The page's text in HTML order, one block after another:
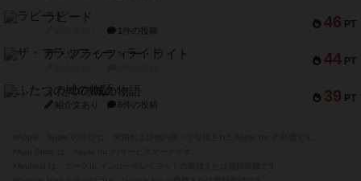
46 PT
ラピード
1件の投稿
44 PT
ザ・フラッフィー・ライト
39 PT
ふたつの城の物語
紹介文あり 6件の投稿